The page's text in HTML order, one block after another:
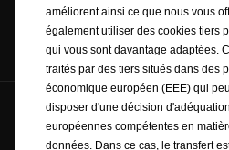
Demander un
devis
List de
Suis-nous sur
améliorent ainsi ce que nous vous
également utiliser des cookies tiers
qui vous sont davantage adaptées.
traités par des tiers situés dans des
économique européen (EEE) qui
disposer d'une décision
européennes compétentes en
données. Dans ce cas, le transfert